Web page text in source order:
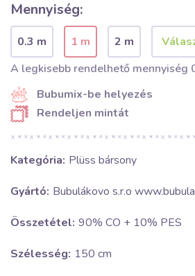
Mennyiség:
0.3 m 1 m
2 m
A legkisebb rendelhető mennyiség
Bubumix-be helyezés
Rendeljen mintát
Kategória: Plüss bársony
Gyártó: Bubulákovo s.r.o
Összetétel: 90% CO + 10% PES
Szélesség: 150 cm